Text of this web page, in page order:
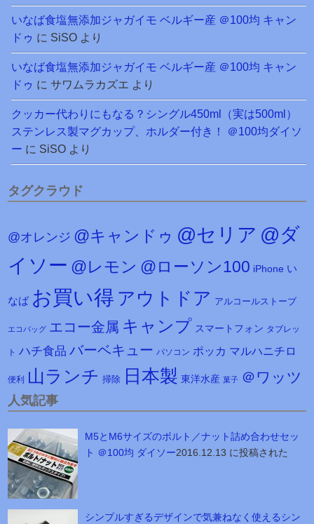
いなば食塩無添加ジャガイモ ベルギー産 ＠100均 キャン
ドゥ に SiSO より
いなば食塩無添加ジャガイモ ベルギー産 ＠100均 キャン
ドゥ にサワムラカズエ より
クッカー代わりにもなる？シングル450ml（実は500ml）
ステンレス製マグカップ、ホルダー付き！ ＠100均ダイソ
ー に SiSO より
タグクラウド
@オレンジ @キャンドゥ @セリア @ダ
イソー @レモン @ローソン100 iPhone い
なば お買い得 アウトドア アルコールストーブ
エコバッグ エコー金属 キャンプ スマートフォン タブレッ
ト ハチ食品 バーベキュー パソコン ポッカ マルハニチロ
便利 山ランチ 掃除 日本製 東洋水産 菓子 ＠ワッツ
人気記事
M5とM6サイズのボルト／ナット詰め合わせセッ
ト ＠100均 ダイソー2016.12.13 に投稿された
シンプルすぎるデザインで気兼ねなく使えるシン